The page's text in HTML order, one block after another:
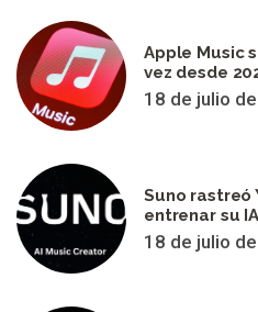
Apple Music
vez desde
18 de julio
Suno rastreó
entrenar su IA
18 de julio